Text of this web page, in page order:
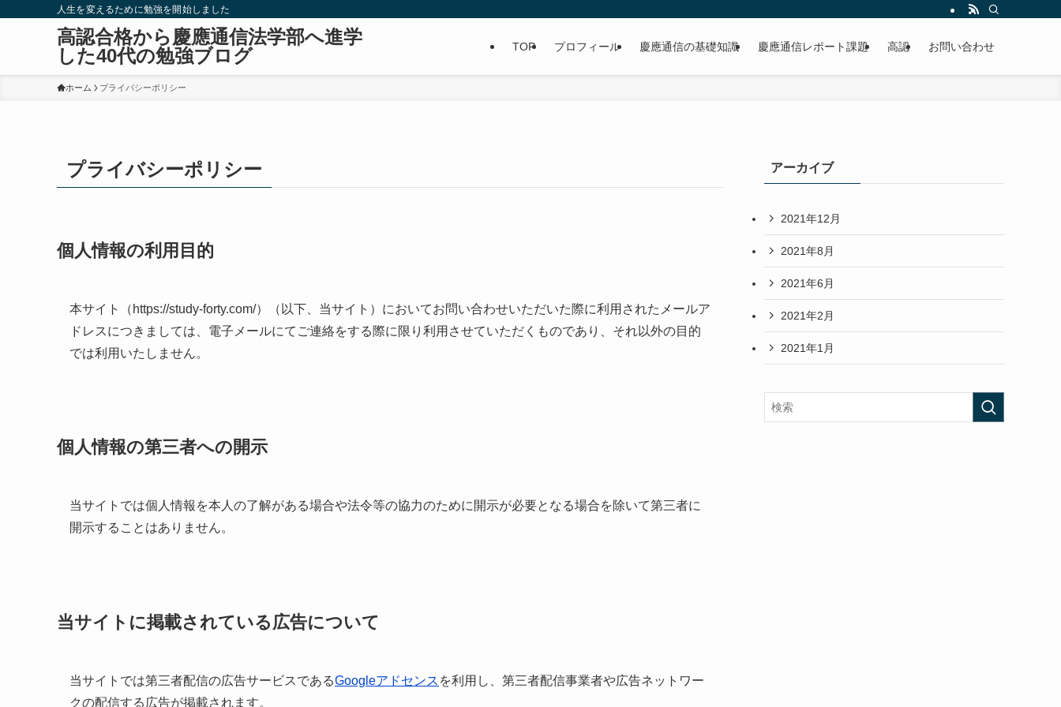
人生を変えるために勉強を開始しました
高認合格から慶應通信法学部へ進学
した40代の勉強ブログ
TOP プロフィール 慶應通信の基礎知識 慶應通信レポート課題 高認 お問い合わせ
ホーム プライバシーポリシー
プライバシーポリシー
個人情報の利用目的
本サイト（https://study-forty.com/）（以下、当サイト）においてお問い合わせいただいた際に利用されたメールア
ドレスにつきましては、電子メールにてご連絡をする際に限り利用させていただくものであり、それ以外の目的
では利用いたしません。
個人情報の第三者への開示
当サイトでは個人情報を本人の了解がある場合や法令等の協力のために開示が必要となる場合を除いて第三者に
開示することはありません。
当サイトに掲載されている広告について
当サイトでは第三者配信の広告サービスであるGoogleアドセンス を利用し、第三者配信事業者や広告ネットワー
クの配信する広告が掲載されます。
アーカイブ
2021年12月
2021年8月
2021年6月
2021年2月
2021年1月